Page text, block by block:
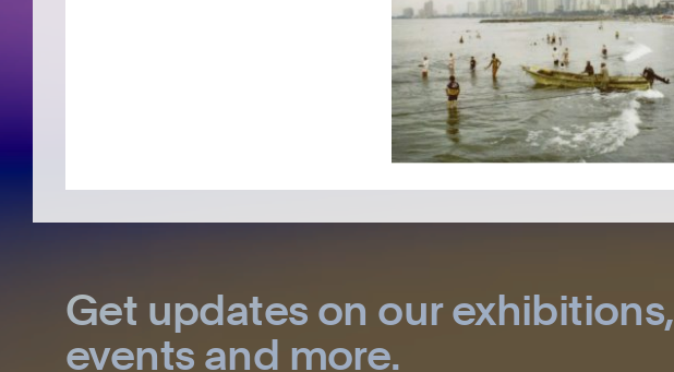
Get updates on our exhibitions,
events and more.